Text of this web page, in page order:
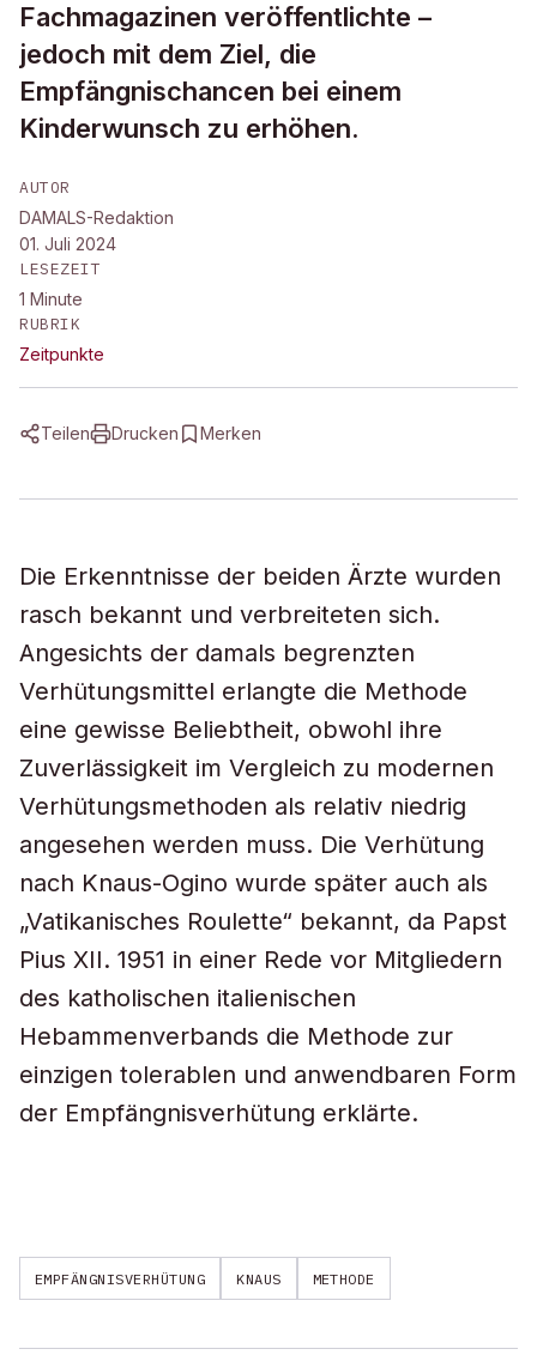
Fachmagazinen veröffentlichte –
jedoch mit dem Ziel, die
Empfängnischancen bei einem
Kinderwunsch zu erhöhen.
AUTOR
DAMALS-Redaktion
01. Juli 2024
LESEZEIT
1 Minute
RUBRIK
Zeitpunkte
Teilen Drucken Merken
Die Erkenntnisse der beiden Ärzte wurden
rasch bekannt und verbreiteten sich.
Angesichts der damals begrenzten
Verhütungsmittel erlangte die Methode
eine gewisse Beliebtheit, obwohl ihre
Zuverlässigkeit im Vergleich zu modernen
Verhütungsmethoden als relativ niedrig
angesehen werden muss. Die Verhütung
nach Knaus-Ogino wurde später auch als
„Vatikanisches Roulette“ bekannt, da Papst
Pius XII. 1951 in einer Rede vor Mitgliedern
des katholischen italienischen
Hebammenverbands die Methode zur
einzigen tolerablen und anwendbaren Form
der Empfängnisverhütung erklärte.
EMPFÄNGNISVERHÜTUNG KNAUS METHODE